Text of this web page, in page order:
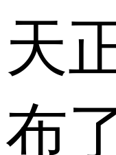
天
布